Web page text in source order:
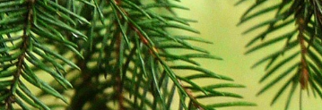
Avverkning
Dikning
Plantering